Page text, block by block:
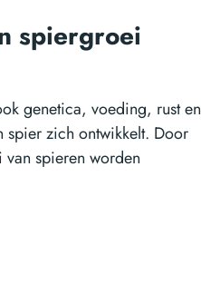
spiergroei
genetica, voeding, rust en
spier zich ontwikkelt. Door
spieren worden